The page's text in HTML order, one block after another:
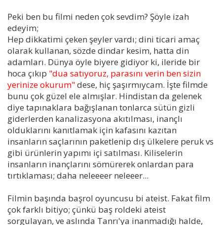
Peki ben bu filmi neden çok sevdim? Şöyle izah
edeyim;
Hep dikkatimi çeken şeyler vardı; dini ticari amaç
olarak kullanan, sözde dindar kesim, hatta din
adamları. Dünya öyle biyere gidiyor ki, ileride bir
hoca çıkıp "dua satıyoruz, parasını verin ben sizin
yerinize okurum"dese, hiç şaşırmıycam. İşte filmde
bunu çok güzel ele almışlar. Hindistan da gelenek
diye tapınaklara bağışlanan tonlarca sütün gizli
giderlerden kanalizasyona akıtılması, inançlı
olduklarını kanıtlamak için kafasını kazıtan
insanların saçlarının paketlenip dış ülkelere peruk vs
gibi ürünlerin yapımı içi satılması. Kiliselerin
insanların inançlarını sömürerek onlardan para
tırtıklaması; daha neleeeer neleeer...
Filmin başında başrol oyuncusu bi ateist. Fakat film
çok farklı bitiyo; çünkü baş roldeki ateist
sorgulayan, ve aslında Tanrı'ya inanmadığı halde,